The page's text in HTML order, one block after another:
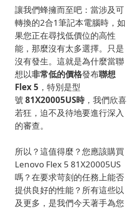
讓我們蜂擁而至吧：當涉及可
轉換的2合1筆記本電腦時，如
果您正在尋找低價位的高性
能，那麼沒有太多選擇。只是
沒有發生。這就是為什麼當聯
想以非常低的價格發布聯想
Flex 5 ，特別是型
號 81X20005US時，我們欣喜
若狂，迫不及待地要進行深入
的審查。
所以？這值得麼？您應該購買
Lenovo Flex 5 81X20005US
嗎？在要求苛刻的任務上能否
提供良好的性能？所有這些以
及更多，是我們今天著手為您